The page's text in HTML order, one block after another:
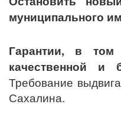
муниципального
Гарантии, в
качественной и
Требование
Сахалина.